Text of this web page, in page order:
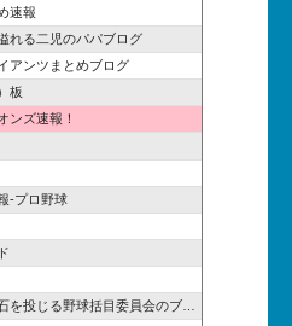
速報
れる二児のパパブログ
アンツまとめブログ
板
ンズ速報！
-プロ野球
投じる野球括目委員会のブログ